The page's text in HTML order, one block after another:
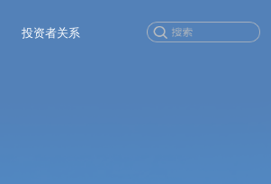
投资者关系